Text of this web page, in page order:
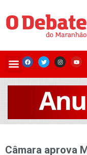
Câmara aprova